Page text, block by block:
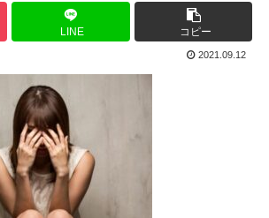
LINE コピー
2021.09.12